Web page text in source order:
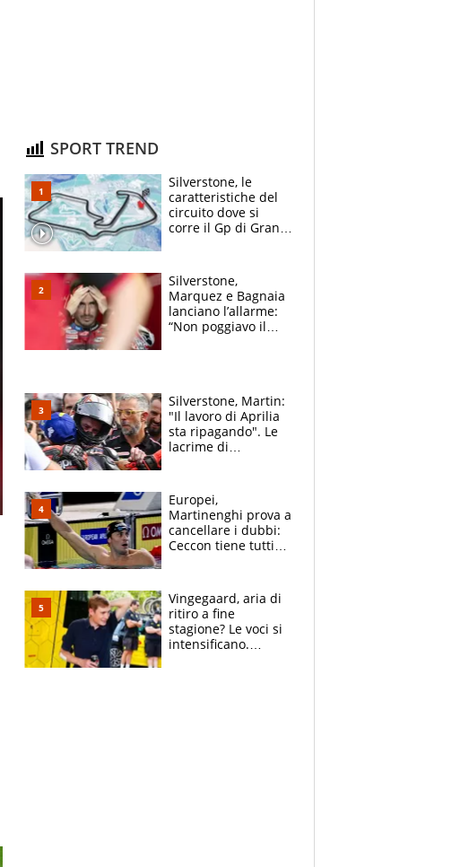
SPORT TREND
Silverstone, le
caratteristiche del
circuito dove si
corre il Gp di Gran
Silverstone,
Marquez e Bagnaia
lanciano l’allarme:
“Non poggiavo il
Silverstone, Martin:
"Il lavoro di Aprilia
sta ripagando". Le
lacrime di
la gara domani"
Europei,
Martinenghi prova a
cancellare i dubbi:
Ceccon tiene tutti
Curtis
Vingegaard, aria di
ritiro a fine
stagione? Le voci si
intensificano.